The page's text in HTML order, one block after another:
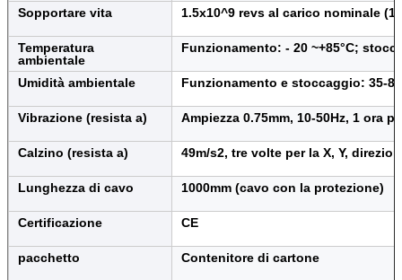
Sopportare vita 1.5x10^9 revs al carico nominale
Temperatura
ambientale
Funzionamento: - 20 ~+85°C;
Umidità ambientale Funzionamento e stoccaggio: 35-
Vibrazione (resista a) Ampiezza 0.75mm, 10-50Hz, 1 ora
Calzino (resista a) 49m/s2, tre volte per la X, Y,
Lunghezza di cavo 1000mm (cavo con la protezione)
Certificazione CE
pacchetto Contenitore di cartone